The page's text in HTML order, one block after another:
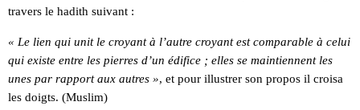
travers le hadith suivant :
« Le lien qui unit le croyant à l’autre croyant est comparable à celui
qui existe entre les pierres d’un édifice ; elles se maintiennent les
unes par rapport aux autres », et pour illustrer son propos il croisa
les doigts. (Muslim)